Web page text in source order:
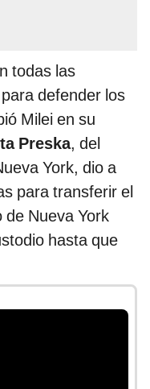
todas las
defender los
Milei en su
Preska, del
York, dio a
para transferir el
de Nueva York
hasta que